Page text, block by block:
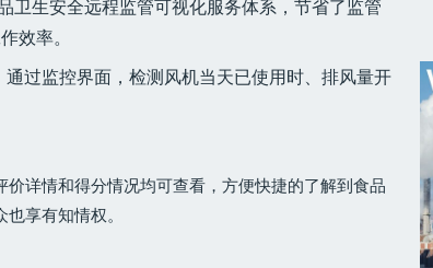
卫生安全远程监管可视化服务体系，节省了监管
效率。
过监控界面，检测风机当天已使用时、排风量开
详情和得分情况均可查看，方便快捷的了解到食品
享有知情权。